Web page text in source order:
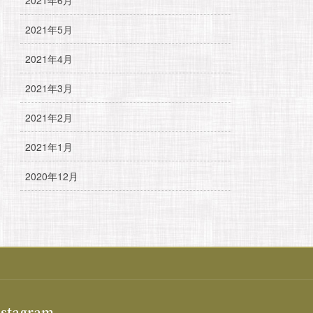
2021年5月
2021年4月
2021年3月
2021年2月
2021年1月
2020年12月